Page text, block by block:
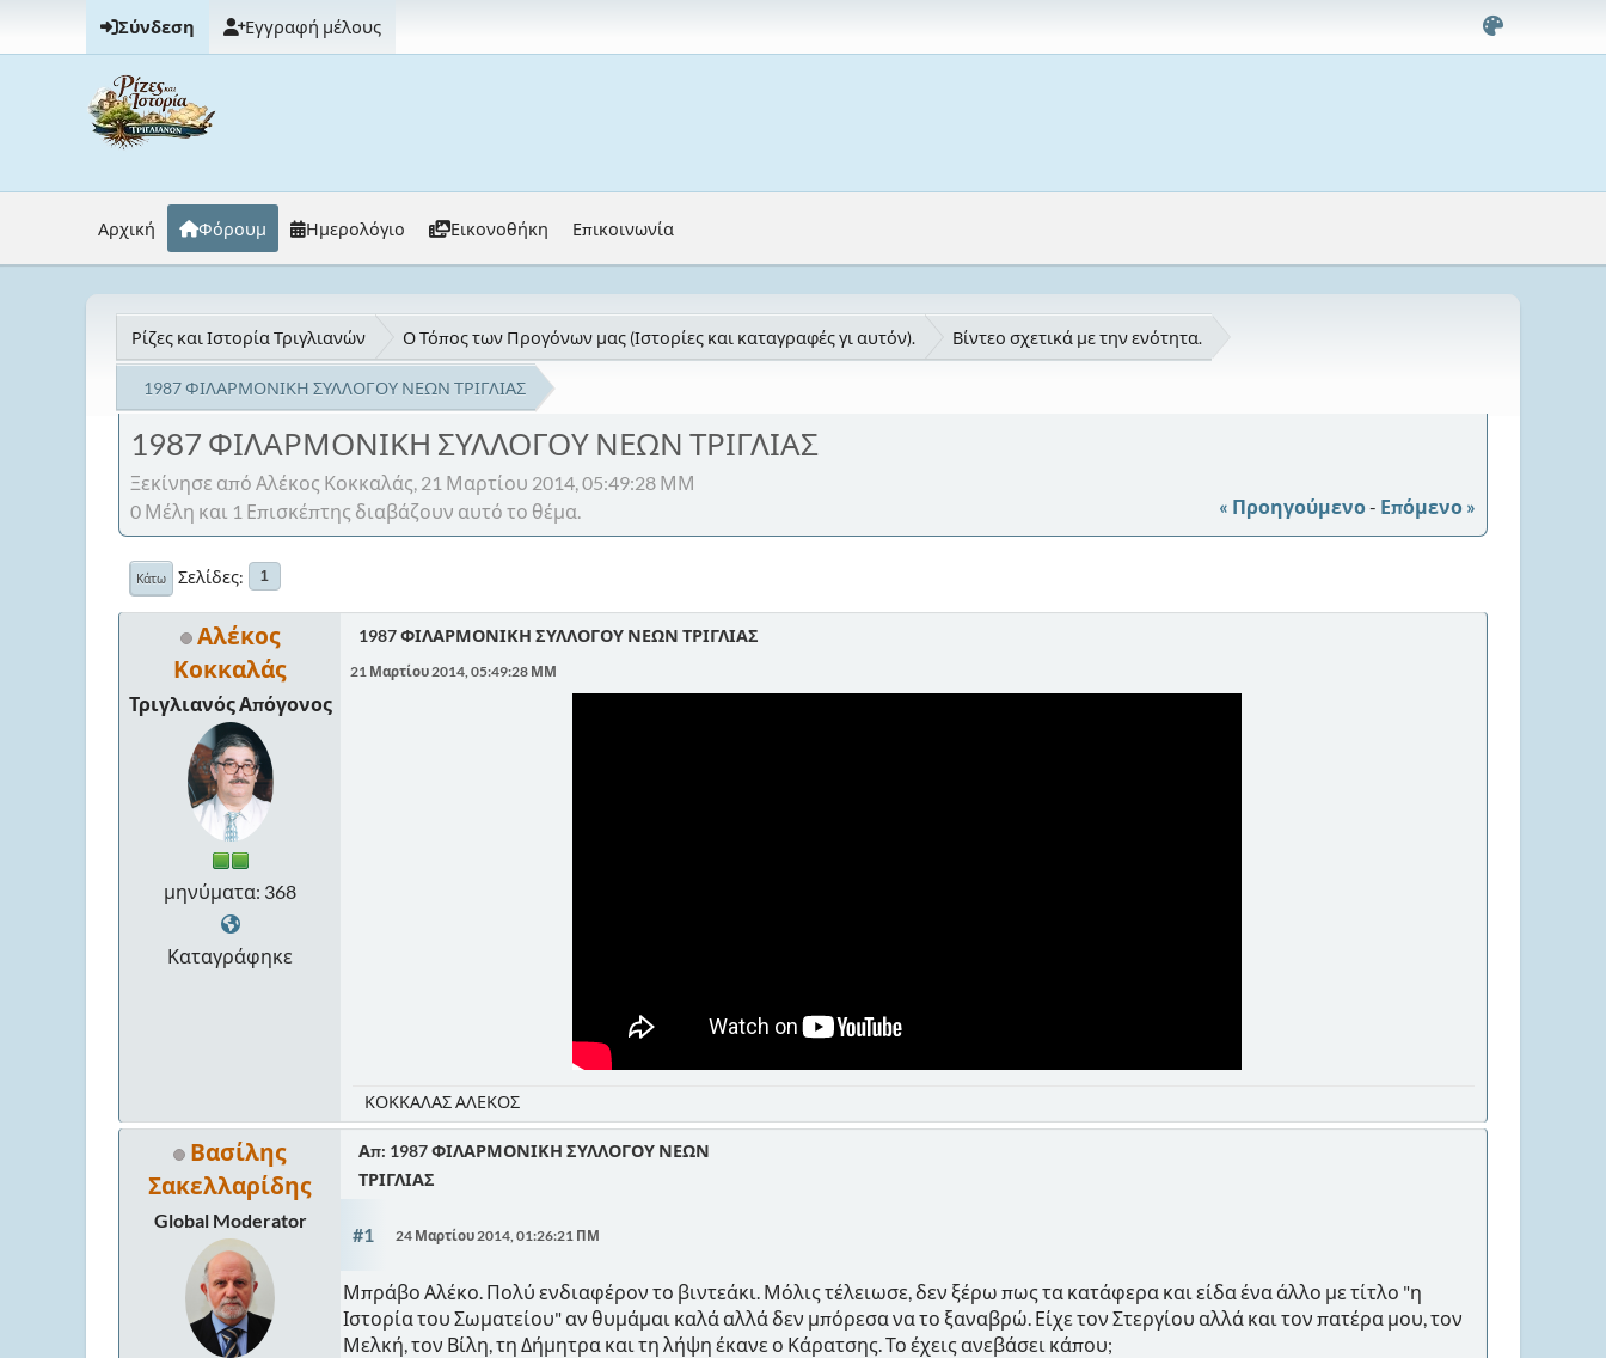
Σύνδεση Εγγραφή μέλους
Αρχική Φόρουμ Ημερολόγιο Εικονοθήκη Επικοινωνία
Ρίζες και Ιστορία Τριγλιανών Ο Τόπος των Προγόνων μας (Ιστορίες και καταγραφές γι αυτόν). Βίντεο σχετικά με την ενότητα.
1987 ΦΙΛΑΡΜΟΝΙΚΗ ΣΥΛΛΟΓΟΥ ΝΕΩΝ ΤΡΙΓΛΙΑΣ
1987 ΦΙΛΑΡΜΟΝΙΚΗ ΣΥΛΛΟΓΟΥ ΝΕΩΝ ΤΡΙΓΛΙΑΣ
Ξεκίνησε από Αλέκος Κοκκαλάς, 21 Μαρτίου 2014, 05:49:28 ΜΜ
« Προηγούμενο- Επόμενο »
0 Μέλη και 1 Επισκέπτης διαβάζουν αυτό το θέμα.
Κάτω Σελίδες 1
Αλέκος
Κοκκαλάς
Τριγλιανός Απόγονος
μηνύματα: 368
Καταγράφηκε
1987 ΦΙΛΑΡΜΟΝΙΚΗ ΣΥΛΛΟΓΟΥ ΝΕΩΝ ΤΡΙΓΛΙΑΣ
21 Μαρτίου 2014, 05:49:28 ΜΜ
ΚΟΚΚΑΛΑΣ ΑΛΕΚΟΣ
Βασίλης
Σακελλαρίδης
Global Moderator
Απ: 1987 ΦΙΛΑΡΜΟΝΙΚΗ ΣΥΛΛΟΓΟΥ ΝΕΩΝ
ΤΡΙΓΛΙΑΣ
#1 24 Μαρτίου 2014, 01:26:21 ΠΜ
Μπράβο Αλέκο. Πολύ ενδιαφέρον το βιντεάκι. Μόλις τέλειωσε, δεν ξέρω πως τα κατάφερα και είδα ένα άλλο με τίτλο "η
Ιστορία του Σωματείου" αν θυμάμαι καλά αλλά δεν μπόρεσα να το ξαναβρώ. Είχε τον Στεργίου αλλά και τον πατέρα μου, τον
Μελκή, τον Βίλη, τη Δήμητρα και τη λήψη έκανε ο Κάρατσης. Το έχεις ανεβάσει κάπου;